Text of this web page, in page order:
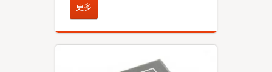
更多